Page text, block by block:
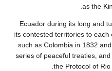
Ecuador during
its contested
such as Colombia
series of peaceful
the